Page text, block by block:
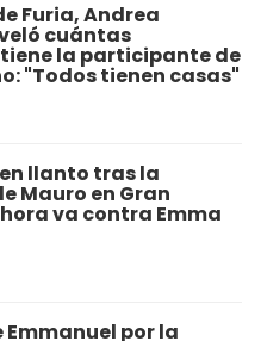
Furia, Andrea
cuántas
la participante de
"Todos tienen casas"
llanto tras la
Mauro en Gran
va contra Emma
por la